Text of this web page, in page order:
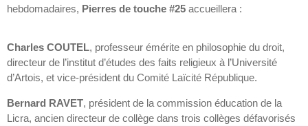
hebdomadaires, Pierres de touche #25 accueillera :
Charles COUTEL, professeur émérite en philosophie du droit,
directeur de l’institut d’études des faits religieux à l’Université
d’Artois, et vice-président du Comité Laïcité République.
Bernard RAVET, président de la commission éducation de la
Licra, ancien directeur de collège dans trois collèges défavorisés